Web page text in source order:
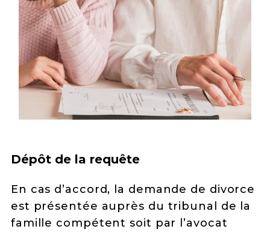
Dépôt de la requête
En cas d’accord, la demande de divorce
est présentée auprès du tribunal de la
famille compétent soit par l’avocat